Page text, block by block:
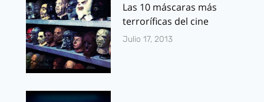
Las 10 máscaras más
terroríficas del cine
Julio 17, 2013